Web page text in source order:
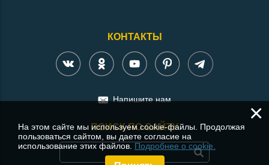
КОНТАКТЫ
Напишите нам
ПОИСК ПО САЙТУ
×
На этом сайте мы используем cookie-файлы. Продолжая
пользоваться сайтом, вы даете согласие на
использование этих файлов. Подробнее о cookie.